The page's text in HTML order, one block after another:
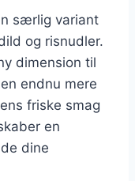
særlig variant
og risnudler.
dimension til
endnu mere
friske smag
en
dine